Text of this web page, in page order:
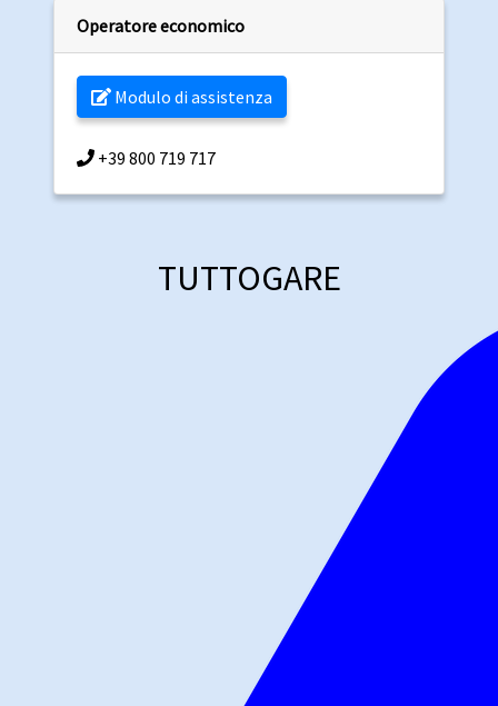
Operatore economico
Modulo di assistenza
+39 800 719 717
TUTTOGARE